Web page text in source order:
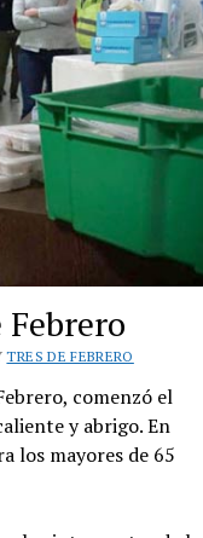
Febrero
TRES DE FEBRERO
comenzó el
y abrigo. En
los mayores de 65